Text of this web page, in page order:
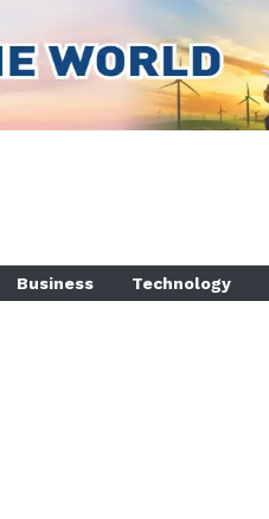
Business Technology